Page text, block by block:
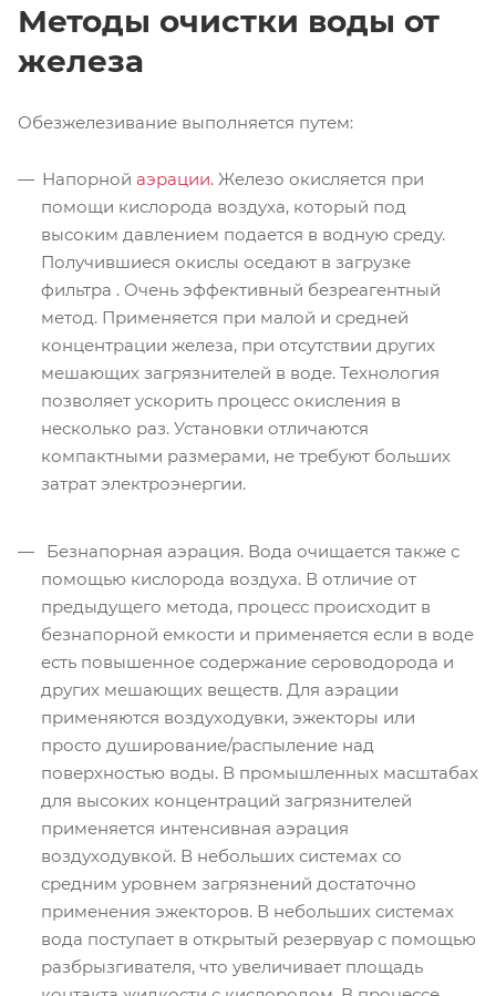
Методы очистки воды от
железа
Обезжелезивание выполняется путем:
Напорной аэрации. Железо окисляется при
помощи кислорода воздуха, который под
высоким давлением подается в водную среду.
Получившиеся окислы оседают в загрузке
фильтра . Очень эффективный безреагентный
метод. Применяется при малой и средней
концентрации железа, при отсутствии других
мешающих загрязнителей в воде. Технология
позволяет ускорить процесс окисления в
несколько раз. Установки отличаются
компактными размерами, не требуют больших
затрат электроэнергии.
Безнапорная аэрация. Вода очищается также с
помощью кислорода воздуха. В отличие от
предыдущего метода, процесс происходит в
безнапорной емкости и применяется если в воде
есть повышенное содержание сероводорода и
других мешающих веществ. Для аэрации
применяются воздуходувки, эжекторы или
просто душирование/распыление над
поверхностью воды. В промышленных масштабах
для высоких концентраций загрязнителей
применяется интенсивная аэрация
воздуходувкой. В небольших системах со
средним уровнем загрязнений достаточно
применения эжекторов. В небольших системах
вода поступает в открытый резервуар с помощью
разбрызгивателя, что увеличивает площадь